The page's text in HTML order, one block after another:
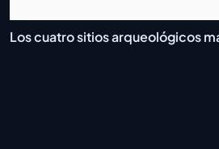
Los cuatro sitios arqueológicos